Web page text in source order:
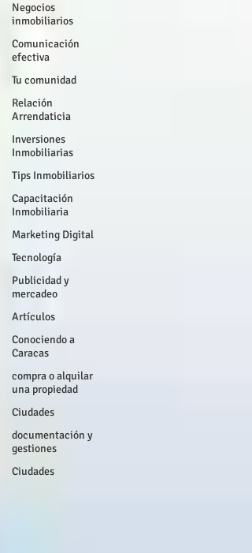
Negocios
inmobiliarios
Comunicación
efectiva
Tu comunidad
Relación
Arrendaticia
Inversiones
Inmobiliarias
Tips Inmobiliarios
Capacitación
Inmobiliaria
Marketing Digital
Tecnología
Publicidad y
mercadeo
Artículos
Conociendo a
Caracas
compra o alquilar
una propiedad
Ciudades
documentación y
gestiones
Ciudades